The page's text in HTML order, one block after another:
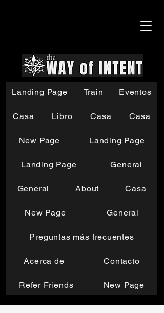
Landing Page Train Eventos
Casa Libro Casa Casa
New Page Landing Page
Landing Page General
General About Casa
New Page General
Preguntas más frecuentes
Acerca de Contacto
Refer Friends New Page